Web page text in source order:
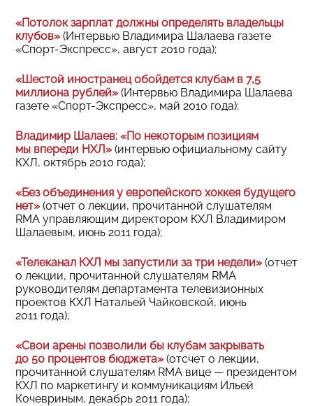
«Потолок зарплат должны определять владельцы
клубов»(Интервью Владимира Шалаева газете
«Спорт-Экспресс», август 2010 года);
«Шестой иностранец обойдется клубам в 7,5
миллиона рублей»(Интервью Владимира Шалаева
газете «Спорт-Экспресс», май 2010 года);
Владимир Шалаев: «По некоторым позициям
мы впереди НХЛ»(интервью официальному сайту
КХЛ, октябрь 2010 года);
«Без объединения у европейского хоккея будущего
нет»(отчет о лекции, прочитанной слушателям
RMA управляющим директором КХЛ Владимиром
Шалаевым, июнь 2011 года);
«Телеканал КХЛ мы запустили за три недели»(отчет
о лекции, прочитанной слушателям RMA
руководителям департамента телевизионных
проектов КХЛ Натальей Чайковской, июнь
2011 года);
«Свои арены позволили бы клубам закрывать
до 50 процентов бюджета»(отсчет о лекции,
прочитанной слушателям RMA вице — президентом
КХЛ по маркетингу и коммуникациям Ильей
Кочевриным, декабрь 2011 года);